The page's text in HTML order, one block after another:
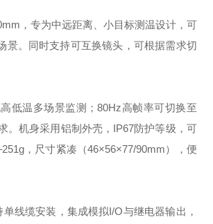
，专为中远距离、小目标测温设计，可
景。同时支持可互换镜头，可根据需求切
低温多场景监测；80Hz高帧率可切换至
。机身采用铝制外壳，IP67防护等级，可
，尺寸紧凑（46×56×77/90mm），便
线缆安装，集成模拟I/O与继电器输出，